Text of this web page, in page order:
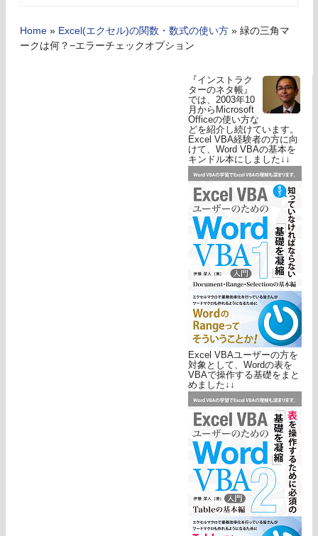
Home » Excel(エクセル)の関数・数式の使い方 » 緑の三角マ
ークは何？−エラーチェックオプション
『インストラク
ターのネタ帳』
では、2003年10
月からMicrosoft
Officeの使い方な
どを紹介し続けています。
Excel VBA経験者の方に向
けて、Word VBAの基本を
キンドル本にしました↓↓
Excel VBAユーザーの方を
対象として、Wordの表を
VBAで操作する基礎をまと
めました↓↓